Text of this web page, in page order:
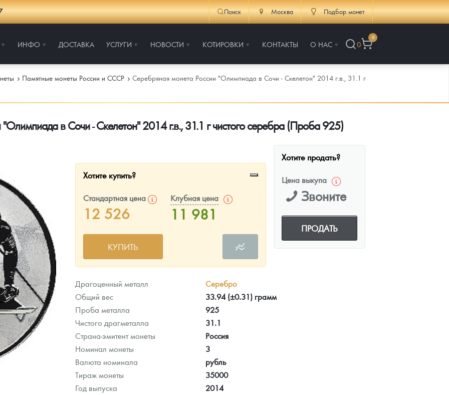
Поиск Москва Подбор монет
ИНФО ДОСТАВКА УСЛУГИ НОВОСТИ КОТИРОВКИ КОНТАКТЫ О НАС 0
0
платины на 2026 год
Памятные монеты России и СССР
Серебряная монета России "Олимпиада в Сочи - Скелетон" 2014 г.в., 31.1 г
в Сочи - Скелетон" 2014 г.в., 31.1 г чистого серебра (Проба 925)
Хотите купить?
Стандартная цена
12 526
Клубная цена
11 981
КУПИТЬ
Хотите продать?
Цена выкупа
Звоните
ПРОДАТЬ
Драгоценный металл
Серебро
Общий вес
33.94 (±0.31) грамм
Проба металла
925
Чистого драгметалла
31.1
Страна-эмитент монеты
Россия
Номинал монеты
3
Валюта номинала
рубль
Тираж монеты
35000
Год выпуска
2014